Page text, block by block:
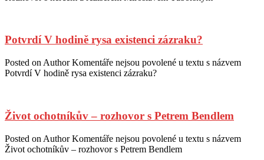
Potvrdí V hodině rysa existenci zázraku?
Posted on Author Komentáře nejsou povolené u textu s názvem
Potvrdí V hodině rysa existenci zázraku?
Život ochotníkův – rozhovor s Petrem Bendlem
Posted on Author Komentáře nejsou povolené u textu s názvem
Život ochotníkův – rozhovor s Petrem Bendlem